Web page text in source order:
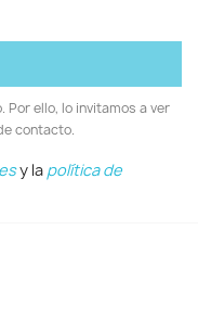
Por ello, lo invitamos a ver
contacto.
y la política de